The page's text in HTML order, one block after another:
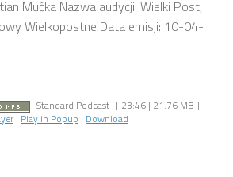
Mućka Nazwa audycji: Wielki Post,
Wielkopostne Data emisji: 10-04-
Standard Podcast [ 23:46 | 21.76 MB ]
| Play in Popup | Download